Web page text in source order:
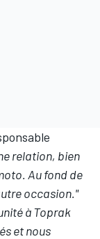
relation, bien
Au fond de
occasion."
à Toprak
et nous